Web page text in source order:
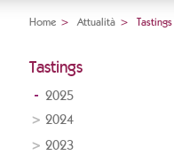
Home > Attualità > Tastings
Tastings
2025
2024
2023